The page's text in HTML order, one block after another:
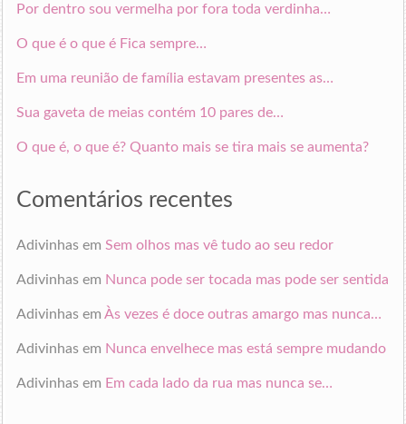
Por dentro sou vermelha por fora toda verdinha…
O que é o que é Fica sempre…
Em uma reunião de família estavam presentes as…
Sua gaveta de meias contém 10 pares de…
O que é, o que é? Quanto mais se tira mais se aumenta?
Comentários recentes
Adivinhasem Sem olhos mas vê tudo ao seu redor
Adivinhasem Nunca pode ser tocada mas pode ser sentida
Adivinhasem Às vezes é doce outras amargo mas nunca…
Adivinhasem Nunca envelhece mas está sempre mudando
Adivinhasem Em cada lado da rua mas nunca se…